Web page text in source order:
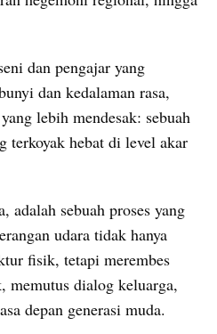
dan pengajar yang
dan kedalaman rasa,
lebih mendesak: sebuah
terkoyak hebat di level akar
adalah sebuah proses yang
udara tidak hanya
fisik, tetapi merembes
memutus dialog keluarga,
depan generasi muda.